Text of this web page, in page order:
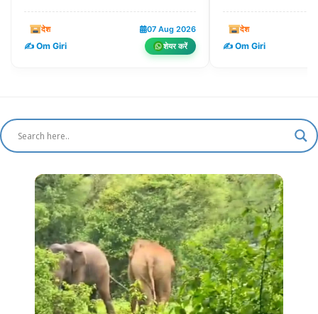
देश 07 Aug 2026
✍️ Om Giri शेयर करें
देश
✍️ Om Giri